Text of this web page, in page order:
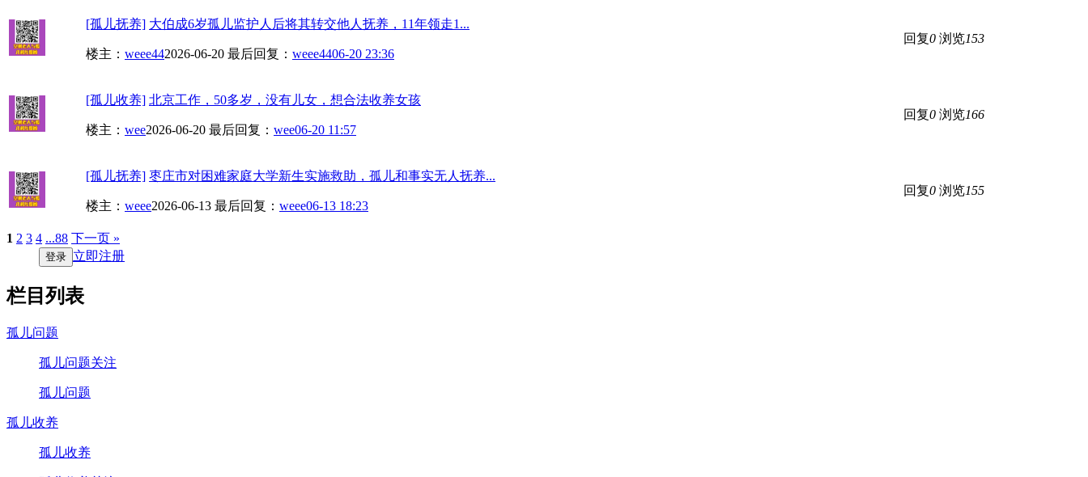
[孤儿抚养] 大伯成6岁孤儿监护人后将其转交他人抚养，11年领走1...
楼主： weee442026-06-20 最后回复： weee4406-20 23:36
回复0 浏览153
[孤儿收养] 北京工作，50多岁，没有儿女，想合法收养女孩
楼主： wee2026-06-20 最后回复： wee06-20 11:57
回复0 浏览166
[孤儿抚养] 枣庄市对困难家庭大学新生实施救助，孤儿和事实无人抚养...
楼主： weee2026-06-13 最后回复： weee06-13 18:23
回复0 浏览155
1 2 3 4 ...88 下一页 »
登录 立即注册
栏目列表
孤儿问题
孤儿问题关注
孤儿问题
孤儿收养
孤儿收养